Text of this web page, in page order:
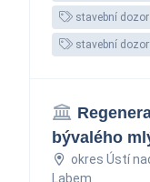
stavební dozor
stavební
bývalého
okres Ústí
Labem